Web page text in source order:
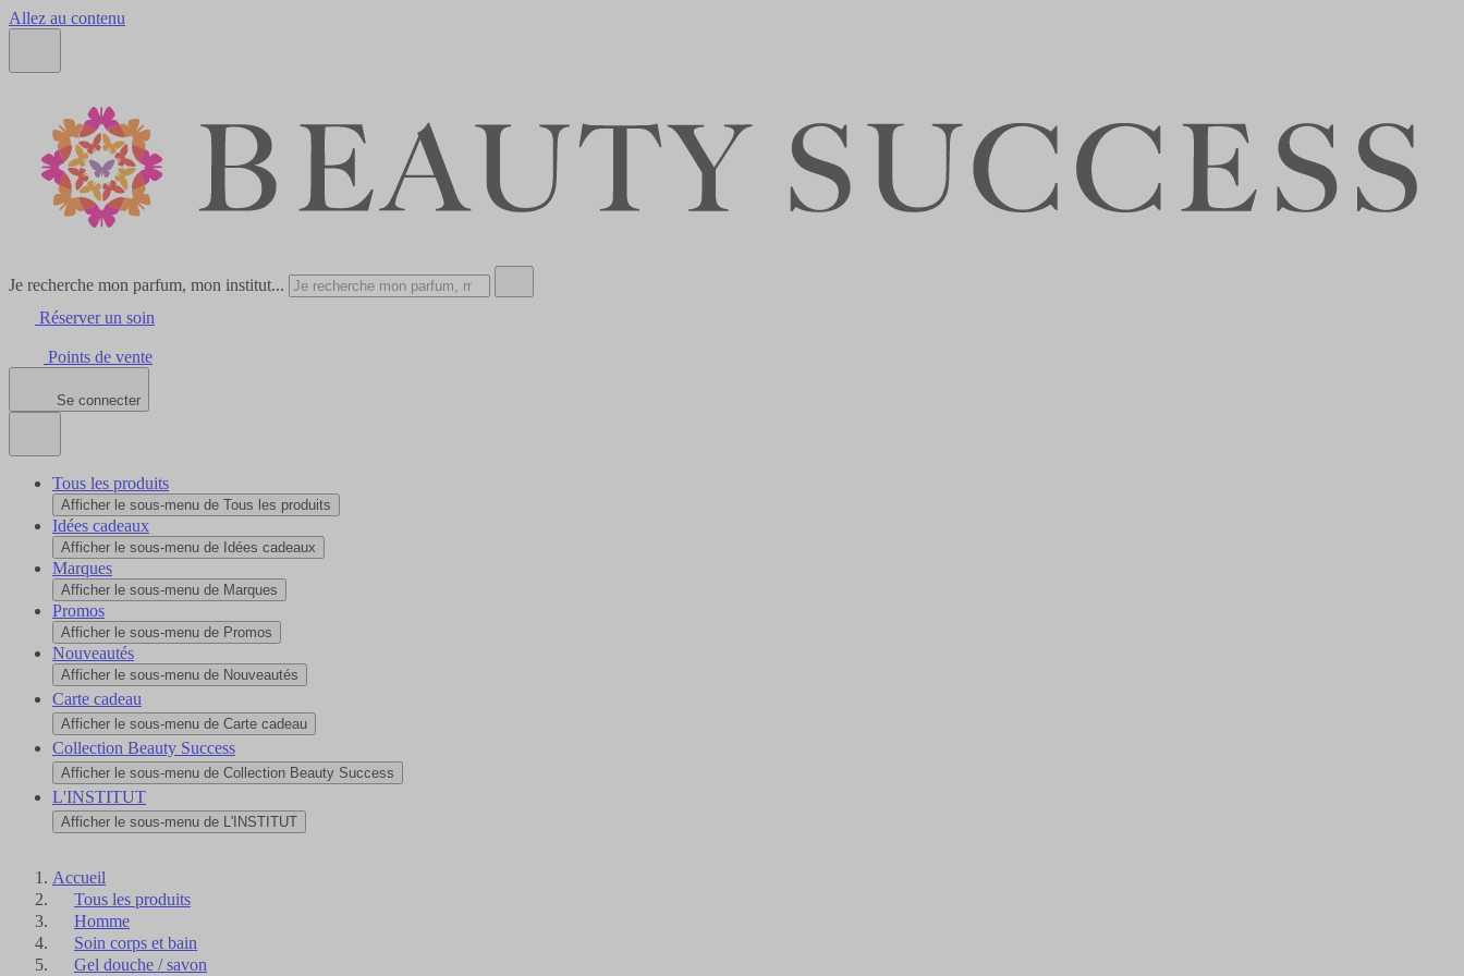
Allez au contenu
Je recherche mon parfum, mon institut...
Réserver un soin
Points de vente
Se connecter
Tous les produits
Afficher le sous-menu de Tous les produits
Idées cadeaux
Afficher le sous-menu de Idées cadeaux
Marques
Afficher le sous-menu de Marques
Promos
Afficher le sous-menu de Promos
Nouveautés
Afficher le sous-menu de Nouveautés
Carte cadeau
Afficher le sous-menu de Carte cadeau
Collection Beauty Success
Afficher le sous-menu de Collection Beauty Success
L'INSTITUT
Afficher le sous-menu de L'INSTITUT
Accueil
Tous les produits
Homme
Soin corps et bain
Gel douche / savon